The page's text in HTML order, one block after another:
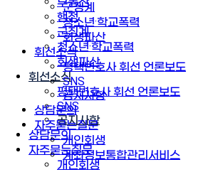
행정
군징계
청소년·학교폭력
회생파산
휘선소식
평택변호사 휘선 언론보도
SNS
공지사항
상담문의
자주묻는질문
개인회생
군징계
청소년·학교폭력
회생파산
휘선소식
평택변호사 휘선 언론보도
SNS
공지사항
상담문의
자주묻는질문
개인회생
계좌정보통합관리서비스